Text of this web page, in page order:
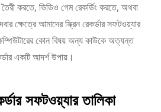
করতে, ভিডিও গেম রেকর্ডিং করতে, অথবা
ক্ষেত্রে আমাদের স্ক্রিন রেকর্ডার সফটওয়্যার
কোন বিষয় অন্য কাউকে অত্যন্ত
একটি আদর্শ উপায়।
সফটওয়্যার তালিকা